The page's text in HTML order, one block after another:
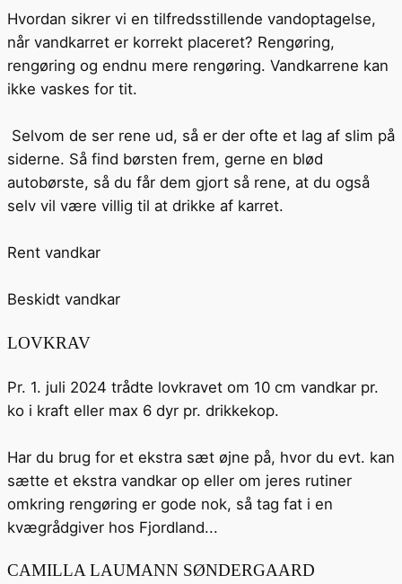
Hvordan sikrer vi en tilfredsstillende vandoptagelse,
når vandkarret er korrekt placeret? Rengøring,
rengøring og endnu mere rengøring. Vandkarrene kan
ikke vaskes for tit.
Selvom de ser rene ud, så er der ofte et lag af slim på
siderne. Så find børsten frem, gerne en blød
autobørste, så du får dem gjort så rene, at du også
selv vil være villig til at drikke af karret.
Rent vandkar
Beskidt vandkar
LOVKRAV
Pr. 1. juli 2024 trådte lovkravet om 10 cm vandkar pr.
ko i kraft eller max 6 dyr pr. drikkekop.
Har du brug for et ekstra sæt øjne på, hvor du evt. kan
sætte et ekstra vandkar op eller om jeres rutiner
omkring rengøring er gode nok, så tag fat i en
kvægrådgiver hos Fjordland...
CAMILLA LAUMANN SØNDERGAARD